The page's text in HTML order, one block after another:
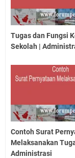
Tugas dan Fungsi
Sekolah |
Contoh Surat
Melaksanakan
Administrasi